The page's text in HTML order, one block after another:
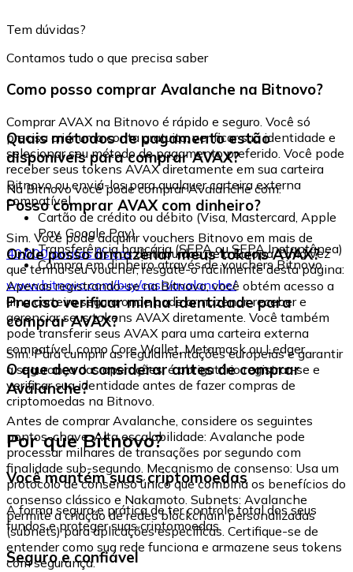
Tem dúvidas?
Contamos tudo o que precisa saber
Como posso comprar Avalanche na Bitnovo?
Comprar AVAX na Bitnovo é rápido e seguro. Você só
precisa criar uma conta gratuita, verificar sua identidade e
selecionar seu método de pagamento preferido. Você pode
receber seus tokens AVAX diretamente em sua carteira
Bitnovo ou enviá-los para qualquer carteira externa
compatível.
Quais métodos de pagamento estão
disponíveis para comprar AVAX?
Na Bitnovo você pode comprar Avalanche com:
Cartão de crédito ou débito (Visa, Mastercard, Apple
Pay, Google Pay)
Transferência bancária (SEPA ou SEPA Instantânea)
Compra em dinheiro através de vouchers Bitnovo
Posso comprar AVAX com dinheiro?
Sim. Você pode adquirir vouchers Bitnovo em mais de
40.000 pontos físicosdistribuídos pela Europa. Uma vez
que tenha seu voucher, resgate-o facilmente desta página:
www.bitnovo.com/buy/cash/avalanche/
Onde posso armazenar meus tokens AVAX?
Apenas registrando-se na Bitnovo, você obtém acesso a
uma carteira segura onde pode armazenar, receber e
gerenciar seus tokens AVAX diretamente. Você também
pode transferir seus AVAX para uma carteira externa
compatível, como Core Wallet, Metamask ou Ledger.
Preciso verificar minha identidade para
comprar AVAX?
Sim. Para cumprir as regulamentações europeias e garantir
a segurança das operações, é obrigatório registrar-se e
verificar sua identidade antes de fazer compras de
criptomoedas na Bitnovo.
O que devo considerar antes de comprar
Avalanche?
Antes de comprar Avalanche, considere os seguintes
pontos-chave: Alta escalabilidade: Avalanche pode
processar milhares de transações por segundo com
finalidade sub-segundo. Mecanismo de consenso: Usa um
protocolo de consenso único que combina os benefícios do
consenso clássico e Nakamoto. Subnets: Avalanche
permite a criação de redes blockchain personalizadas
(subnets) para aplicações específicas. Certifique-se de
entender como sua rede funciona e armazene seus tokens
com segurança.
Por que Bitnovo?
Você mantém suas criptomoedas
A forma segura e prática de ter controle total dos seus
fundos e proteger suas criptomoedas.
Seguro e confiável